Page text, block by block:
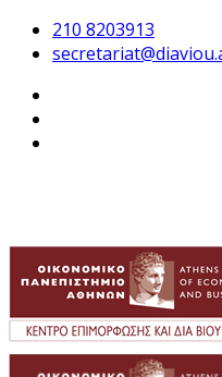
210 8203913